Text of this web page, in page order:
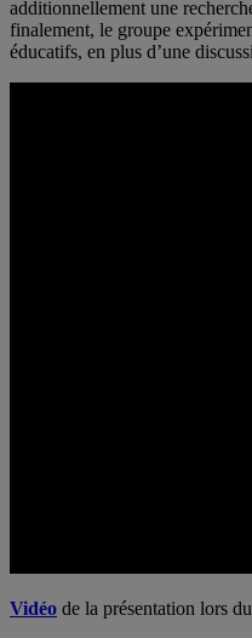
additionnellement une
finalement, le groupe
éducatifs, en plus d’une
Vidéo de la présentation lors